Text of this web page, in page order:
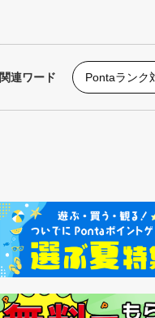
関連ワード Pontaランク